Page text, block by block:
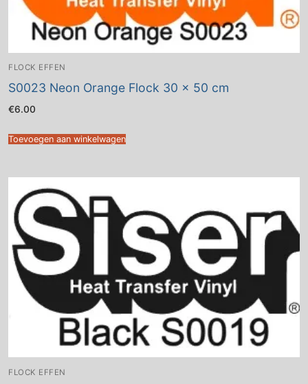
FLOCK EFFEN
S0023 Neon Orange Flock 30 x 50 cm
€6.00
Toevoegen aan winkelwagen
FLOCK EFFEN